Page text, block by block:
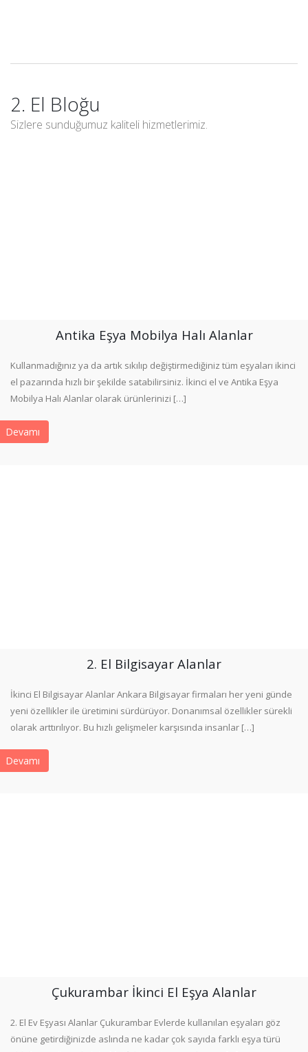
2. El Bloğu
Sizlere sunduğumuz kaliteli hizmetlerimiz.
Antika Eşya Mobilya Halı Alanlar
Kullanmadığınız ya da artık sıkılıp değiştirmediğiniz tüm eşyaları ikinci
el pazarında hızlı bir şekilde satabilirsiniz. İkinci el ve Antika Eşya
Mobilya Halı Alanlar olarak ürünlerinizi […]
Devamı
2. El Bilgisayar Alanlar
İkinci El Bilgisayar Alanlar Ankara Bilgisayar firmaları her yeni günde
yeni özellikler ile üretimini sürdürüyor. Donanımsal özellikler sürekli
olarak arttırılıyor. Bu hızlı gelişmeler karşısında insanlar […]
Devamı
Çukurambar İkinci El Eşya Alanlar
2. El Ev Eşyası Alanlar Çukurambar Evlerde kullanılan eşyaları göz
önüne getirdiğinizde aslında ne kadar çok sayıda farklı eşya türü